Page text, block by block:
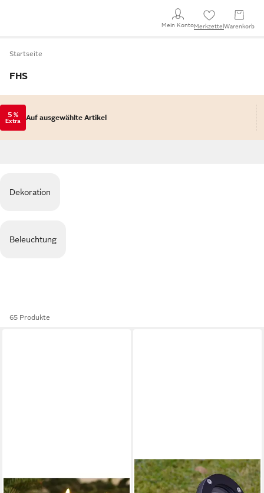
Mein KontoMerkzettel Warenkorb
Startseite
FHS
5 %
Extra Auf ausgewählte Artikel
Dekoration
Beleuchtung
65 Produkte
FHS
LED Gartenstrahler 25502